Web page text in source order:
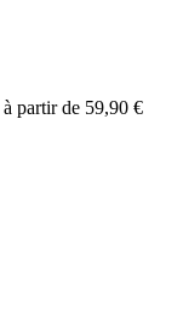
à partir de 59,90 €